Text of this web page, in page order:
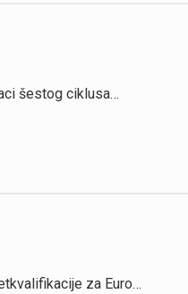
šestog ciklusa…
za Euro…